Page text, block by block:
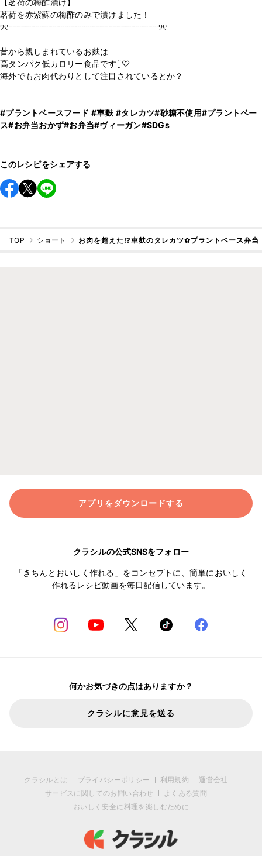
【茗荷の梅酢漬け】
茗荷を赤紫蘇の梅酢のみで漬けました！
୨୧┈┈┈┈┈┈┈┈┈┈┈┈┈┈┈┈┈┈୨୧
昔から親しまれているお麩は
高タンパク低カロリー食品です¨̮♡︎
海外でもお肉代わりとして注目されているとか？
#プラントベースフード #車麩 #タレカツ#砂糖不使用#プラントベー
ス#お弁当おかず#お弁当#ヴィーガン#SDGs
このレシピをシェアする
TOP ショート お肉を超えた⁉︎車麩のタレカツ✿︎プラントベース弁当
アプリをダウンロードする
クラシルの公式SNSをフォロー
「きちんとおいしく作れる」をコンセプトに、簡単においしく
作れるレシピ動画を毎日配信しています。
何かお気づきの点はありますか？
クラシルに意見を送る
クラシルとは プライバシーポリシー 利用規約
運営会社
サービスに関してのお問い合わせ
よくある質問
おいしく安全に料理を楽しむために